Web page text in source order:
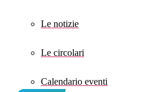
Le notizie
Le circolari
Calendario eventi